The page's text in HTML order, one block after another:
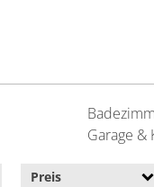
Garage &
Preis